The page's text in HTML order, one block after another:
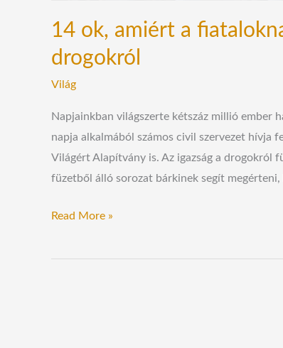
14 ok, amiért a
drogokról
Világ
Napjainkban világszerte kétszáz millió ember
napja alkalmából számos civil szervezet hívja
Világért Alapítvány is. Az igazság a drogokról
füzetből álló sorozat bárkinek segít megérteni,
Read More »